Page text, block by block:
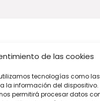
de las cookies
tecnologías como las
la información del dispositivo.
permitirá procesar datos